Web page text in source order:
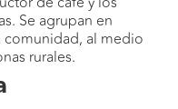
Se agrupan en
comunidad, al medio
rurales.